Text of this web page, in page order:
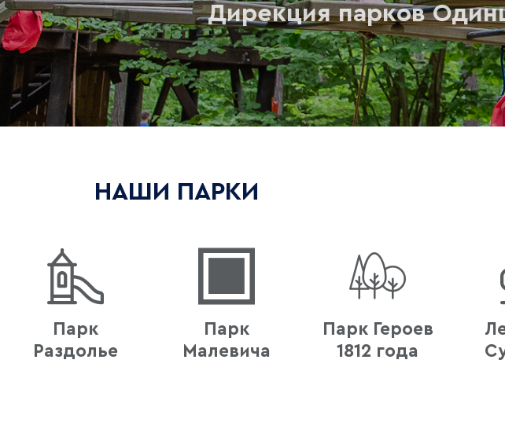
Дирекция парков
НАШИ ПАРКИ
Парк
Раздолье
Парк
Малевича
Парк Героев
1812 года